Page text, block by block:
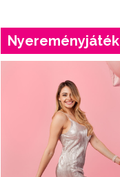
Nyereményjáték